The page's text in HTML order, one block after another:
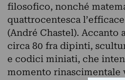
filosofico, nonché
quattrocentesca
(André Chastel).
circa 80 fra dipinti,
e codici miniati, che
momento rinascimentale